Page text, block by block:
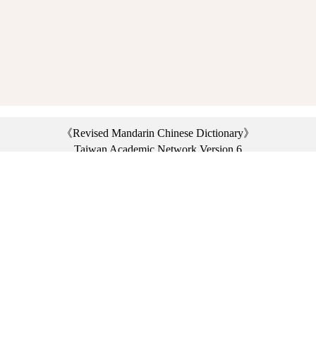
《Revised Mandarin Chinese Dictionary》
Taiwan Academic Network Version 6